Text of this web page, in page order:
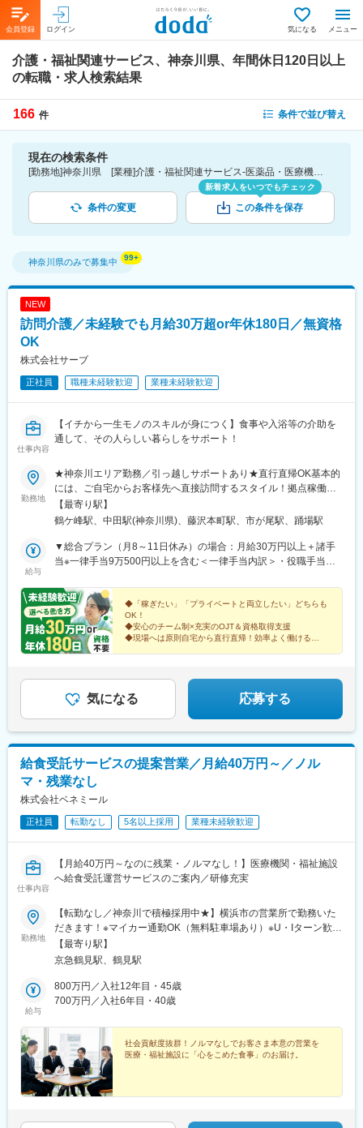
会員登録 ログイン 気になる メニュー
介護・福祉関連サービス、神奈川県、年間休日120日以上
の転職・求人検索結果
166 件 条件で並び替え
現在の検索条件
[勤務地]神奈川県 [業種]介護・福祉関連サービス-医薬品・医療機器・ライフサイエンス・医療系サービス [こだわり条件ピックアップ]年間休日120日以上 [詳細条件](休日・働き方)年間休日120日以上
条件の変更
新着求人をいつでもチェック
この条件を保存
神奈川県のみで募集中
NEW
訪問介護／未経験でも月給30万超or年休180日／無資格
OK
株式会社サーブ
正社員 職種未経験歓迎 業種未経験歓迎
仕事内容
【イチから一生モノのスキルが身につく】食事や入浴等の介助を
通して、その人らしい暮らしをサポート！
勤務地
★神奈川エリア勤務／引っ越しサポートあり★直行直帰OK基本的
には、ご自宅からお客様先へ直接訪問するスタイル！拠点稼働の
場合は、下記での勤務が中心です。【鶴ヶ峰本店】横浜市旭区今
川町2-14 キャッスルマンション鶴ヶ峰A棟101【中田支店】横浜
4丁目1-21 本町ドミール107【市ケ尾支店】横浜市青葉区市ヶ尾町
1168-1 カーサー・ウチノ205号室
【最寄り駅】
鶴ケ峰駅、中田駅(神奈川県)、藤沢本町駅、市が尾駅、踊場駅
給与
▼総合プラン（月8～11日休み）の場合：月給30万円以上＋諸手
当※一律手当9万500円以上を含む＜一律手当内訳＞・役職手当
～5000円）・通信手当（3000円）・住宅手当（2万円/規定有）・
健康増進手当（1万3000円）・技能手当（3000円～1万円）※試用
期間後より支給・処遇改善手当（4万5000円）※試用期間後より支
給＜試用期間時＞月給23万7500円以上※一律手当4万2500円以上
含む▼年休180日プラン（月14～15日休み）の場合：月給24万
内訳＞・役職手当（500円～7000円）・食事手当（5000円）・資
格手当（1000円～5000円）・通信手当（3000円）・住宅手当（2
万円/規定有）・技能手当（3000円～1万円）※試用期間後より支
給・処遇改善手当（4万5000円）※試用期間後より支給＜試用期間
時＞月給22万2988円以上※一律手当2万9500円以上含む
◆「稼ぎたい」「プライベートと両立したい」どちらも
OK！
◆安心のチーム制×充実のOJT＆資格取得支援
◆現場へは原則自宅から直行直帰！効率よく働ける
気になる 応募する
給食受託サービスの提案営業／月給40万円～／ノル
マ・残業なし
株式会社ベネミール
正社員 転勤なし 5名以上採用 業種未経験歓迎
仕事内容
【月給40万円～なのに残業・ノルマなし！】医療機関・福祉施設
へ給食受託運営サービスのご案内／研修充実
勤務地
【転勤なし／神奈川で積極採用中★】横浜市の営業所で勤務いた
だきます！※マイカー通勤OK（無料駐車場あり）※U・Iターン歓迎
●神奈川営業所：神奈川県横浜市鶴見区鶴見中央4-32-21 マエダ
中央ビル 7F受動喫煙対策／屋内全面禁煙
【最寄り駅】
京急鶴見駅、鶴見駅
給与
800万円／入社12年目・45歳
700万円／入社6年目・40歳
社会貢献度抜群！ノルマなしでお客さま本意の営業を
医療・福祉施設に「心をこめた食事」のお届け。